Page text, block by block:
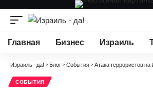
Главная Бизнес Израиль
Израиль - да! > Блог > События > Атака террористов на Израиль
СОБЫТИЯ